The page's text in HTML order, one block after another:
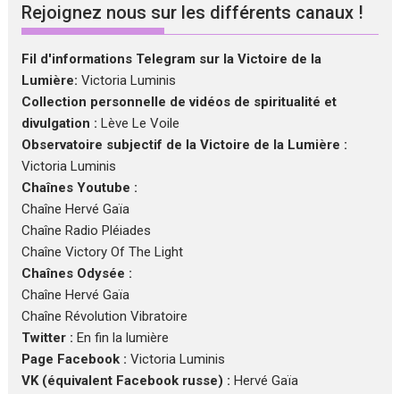
Rejoignez nous sur les différents canaux !
Fil d'informations Telegram sur la Victoire de la
Lumière: Victoria Luminis
Collection personnelle de vidéos de spiritualité et
divulgation : Lève Le Voile
Observatoire subjectif de la Victoire de la Lumière :
Victoria Luminis
Chaînes Youtube :
Chaîne Hervé Gaïa
Chaîne Radio Pléiades
Chaîne Victory Of The Light
Chaînes Odysée :
Chaîne Hervé Gaïa
Chaîne Révolution Vibratoire
Twitter : En fin la lumière
Page Facebook : Victoria Luminis
VK (équivalent Facebook russe) : Hervé Gaïa